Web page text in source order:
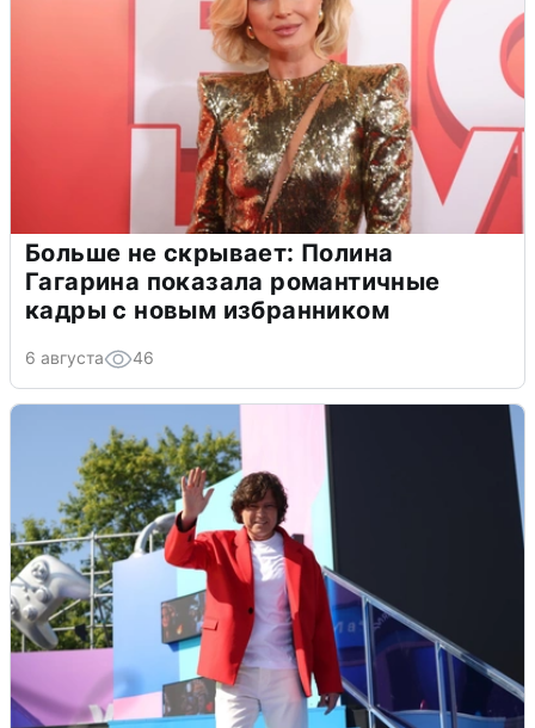
Больше не скрывает: Полина
Гагарина показала романтичные
кадры с новым избранником
6 августа 46